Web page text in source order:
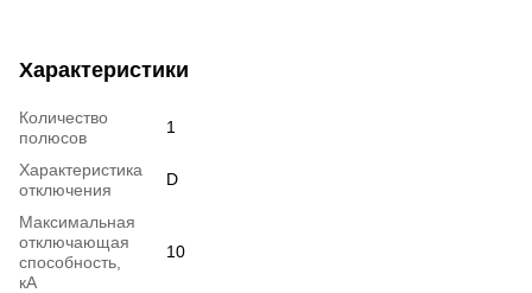
Характеристики
Количество
полюсов
1
Характеристика
отключения
D
Максимальная
отключающая
способность,
кА
10